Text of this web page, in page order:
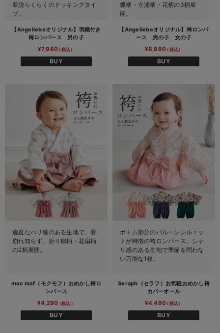
着脱らくらくのドッキングタイ
プ。
【Angeliebeオリジナル】羽織付き
袴ロンパース 男の子
¥7,980
BUY
蝶柄・立涌柄・花柄の3柄展
開。
【Angeliebeオリジナル】袴ロンパ
ース 男の子 女の子
¥6,980
BUY
適度なハリ感のある生地で、着
崩れ知らず。折り鶴柄・花扇柄
の2柄展開。
moc mof（モクモフ）おめかし袴ロ
ンパース
¥4,290
BUY
ボトム部分のバルーンシルエッ
トが特徴の袴ロンパース。シャ
リ感のある生地で季節を問わな
い万能な1枚。
Seraph（セラフ）お気軽おめかし袴
カバーオール
¥4,490
BUY